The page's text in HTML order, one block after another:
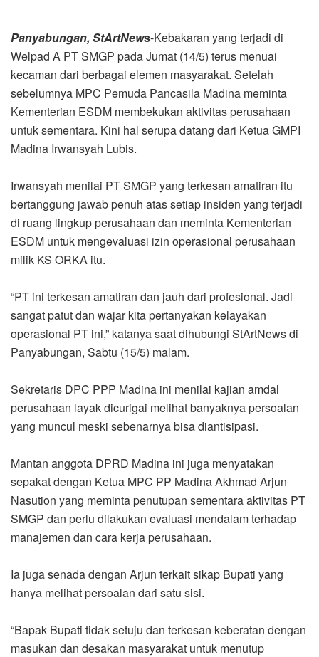
Panyabungan, StArtNews-Kebakaran yang terjadi di
Welpad A PT SMGP pada Jumat (14/5) terus menuai
kecaman dari berbagai elemen masyarakat. Setelah
sebelumnya MPC Pemuda Pancasila Madina meminta
Kementerian ESDM membekukan aktivitas perusahaan
untuk sementara. Kini hal serupa datang dari Ketua GMPI
Madina Irwansyah Lubis.
Irwansyah menilai PT SMGP yang terkesan amatiran itu
bertanggung jawab penuh atas setiap insiden yang terjadi
di ruang lingkup perusahaan dan meminta Kementerian
ESDM untuk mengevaluasi izin operasional perusahaan
milik KS ORKA itu.
“PT ini terkesan amatiran dan jauh dari profesional. Jadi
sangat patut dan wajar kita pertanyakan kelayakan
operasional PT ini,” katanya saat dihubungi StArtNews di
Panyabungan, Sabtu (15/5) malam.
Sekretaris DPC PPP Madina ini menilai kajian amdal
perusahaan layak dicurigai melihat banyaknya persoalan
yang muncul meski sebenarnya bisa diantisipasi.
Mantan anggota DPRD Madina ini juga menyatakan
sepakat dengan Ketua MPC PP Madina Akhmad Arjun
Nasution yang meminta penutupan sementara aktivitas PT
SMGP dan perlu dilakukan evaluasi mendalam terhadap
manajemen dan cara kerja perusahaan.
Ia juga senada dengan Arjun terkait sikap Bupati yang
hanya melihat persoalan dari satu sisi.
“Bapak Bupati tidak setuju dan terkesan keberatan dengan
masukan dan desakan masyarakat untuk menutup